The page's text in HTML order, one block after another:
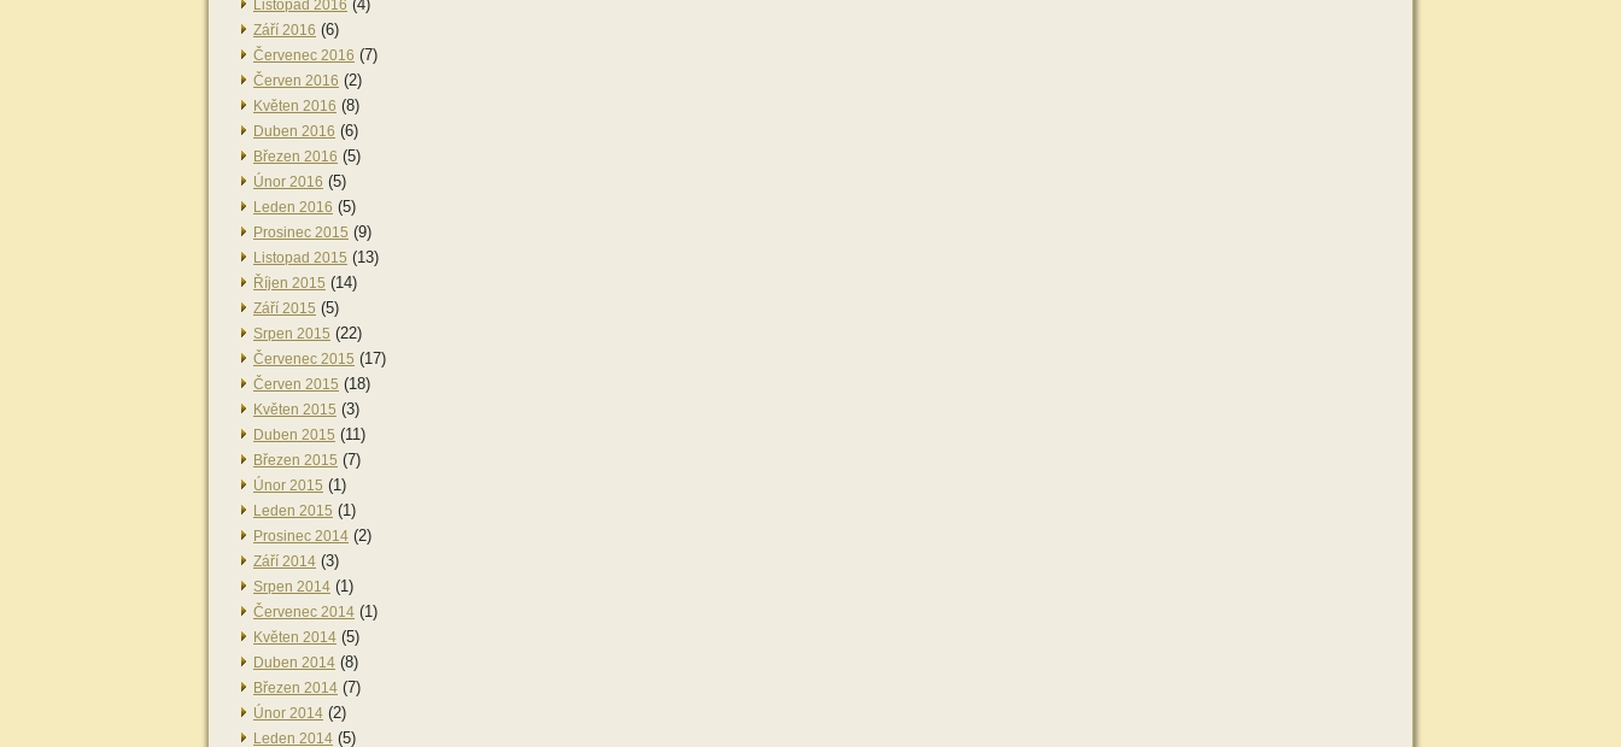
Listopad 2016 (4)
Září 2016 (6)
Červenec 2016 (7)
Červen 2016 (2)
Květen 2016 (8)
Duben 2016 (6)
Březen 2016 (5)
Únor 2016 (5)
Leden 2016 (5)
Prosinec 2015 (9)
Listopad 2015 (13)
Říjen 2015 (14)
Září 2015 (5)
Srpen 2015 (22)
Červenec 2015 (17)
Červen 2015 (18)
Květen 2015 (3)
Duben 2015 (11)
Březen 2015 (7)
Únor 2015 (1)
Leden 2015 (1)
Prosinec 2014 (2)
Září 2014 (3)
Srpen 2014 (1)
Červenec 2014 (1)
Květen 2014 (5)
Duben 2014 (8)
Březen 2014 (7)
Únor 2014 (2)
Leden 2014 (5)